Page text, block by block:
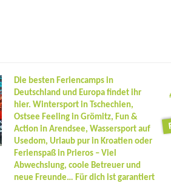
Die besten Feriencamps in
Deutschland und Europa findet ihr
hier. Wintersport in Tschechien,
Ostsee Feeling in Grömitz, Fun &
Action in Arendsee, Wassersport auf
Usedom, Urlaub pur in Kroatien oder
Ferienspaß in Prieros – Viel
Abwechslung, coole Betreuer und
neue Freunde… Für dich ist garantiert